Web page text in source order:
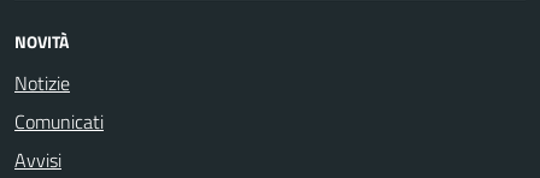
NOVITÀ
Notizie
Comunicati
Avvisi